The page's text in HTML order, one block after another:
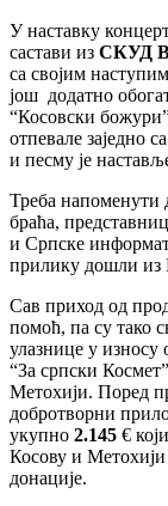
У наставку
састави из СКУД
са својим
још додатно
“Косовски
отпевале заједно
и песму је
Треба напоменути
браћа,
и Српске
прилику дошли из
Сав приход од
помоћ, па су тако
улазнице у износу
“За српски
Метохији. Поред
добротворни
укупно 2.145 €
Косову и Метохији
донације.